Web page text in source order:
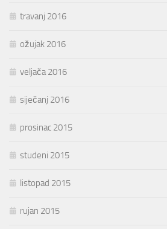
travanj 2016
ožujak 2016
veljača 2016
siječanj 2016
prosinac 2015
studeni 2015
listopad 2015
rujan 2015